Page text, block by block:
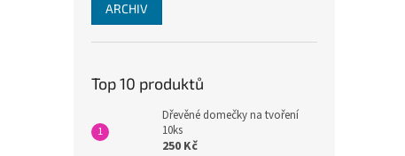
ARCHIV
Top 10 produktů
Dřevěné domečky na tvoření
10ks
250 Kč